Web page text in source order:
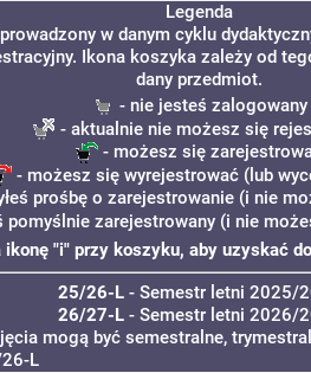
Legenda
w danym cyklu
Ikona koszyka zależy od
dany przedmiot.
- nie jesteś zalogowany
- aktualnie nie możesz się
- możesz się
- możesz się wyrejestrować (lub
prośbę o zarejestrowanie (i nie
pomyślnie zarejestrowany (i nie
ikonę "i" przy koszyku, aby uzyskać
25/26-L- Semestr letni 2025/
26/27-L- Semestr letni 2026/
mogą być semestralne,
L